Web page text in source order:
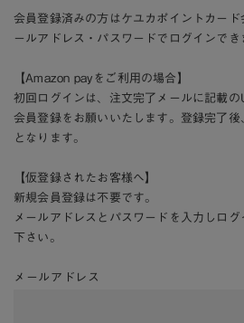
会員登録済みの方はケユカポイントカード
ールアドレス・パスワードでログインでき
【Amazon payをご利用の場合】
初回ログインは、注文完了メールに記載の
会員登録をお願いいたします。登録完了
となります。
【仮登録されたお客様へ】
新規会員登録は不要です。
メールアドレスとパスワードを入力しロ
下さい。
メールアドレス